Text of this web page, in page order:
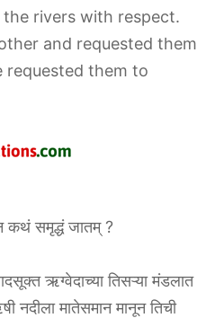
rivers with respect.
and requested them
requested them to
कथं समृद्धं जातम् ?
ऋग्वेदाच्या तिसऱ्या मंडलात
नदीला मातेसमान मानून तिची